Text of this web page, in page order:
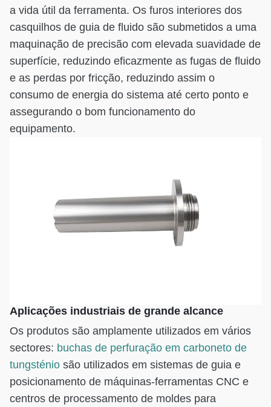
a vida útil da ferramenta. Os furos interiores dos
casquilhos de guia de fluido são submetidos a uma
maquinação de precisão com elevada suavidade de
superfície, reduzindo eficazmente as fugas de fluido
e as perdas por fricção, reduzindo assim o
consumo de energia do sistema até certo ponto e
assegurando o bom funcionamento do
equipamento.
Aplicações industriais de grande alcance
Os produtos são amplamente utilizados em vários
sectores: buchas de perfuração em carboneto de
tungsténio são utilizados em sistemas de guia e
posicionamento de máquinas-ferramentas CNC e
centros de processamento de moldes para